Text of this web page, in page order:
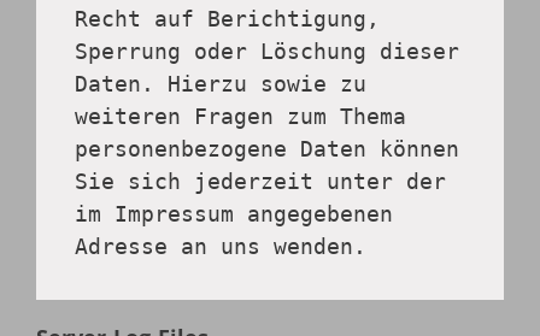
Recht auf Berichtigung,
Sperrung oder Löschung dieser
Daten. Hierzu sowie zu
weiteren Fragen zum Thema
personenbezogene Daten können
Sie sich jederzeit unter der
im Impressum angegebenen
Adresse an uns wenden.